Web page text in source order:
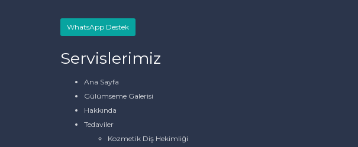
WhatsApp Destek
Servislerimiz
Ana Sayfa
Gülümseme Galerisi
Hakkında
Tedaviler
Kozmetik Diş Hekimliği